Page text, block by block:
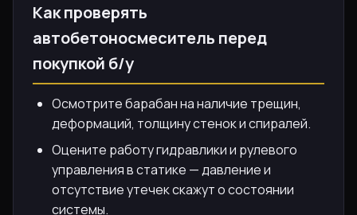
Как проверять
автобетоносмеситель перед
покупкой б/у
Осмотрите барабан на наличие трещин,
деформаций, толщину стенок и спиралей.
Оцените работу гидравлики и рулевого
управления в статике — давление и
отсутствие утечек скажут о состоянии
системы.